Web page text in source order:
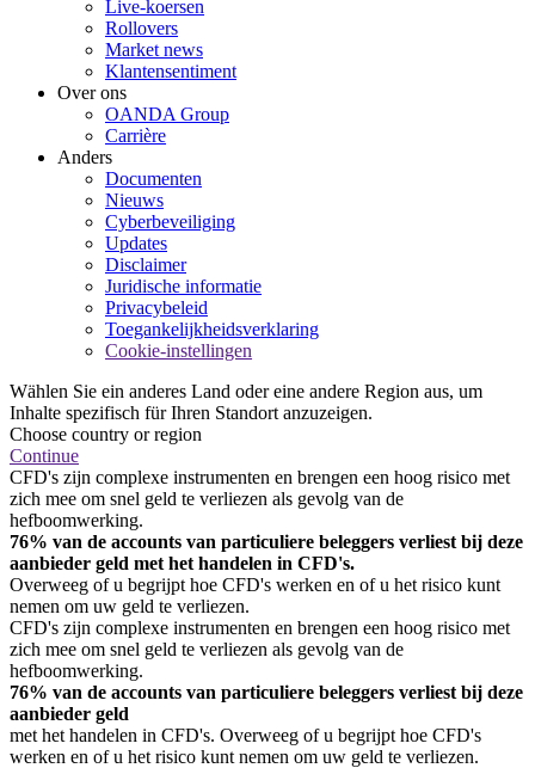
Live-koersen
Rollovers
Market news
Klantensentiment
Over ons
OANDA Group
Carrière
Anders
Documenten
Nieuws
Cyberbeveiliging
Updates
Disclaimer
Juridische informatie
Privacybeleid
Toegankelijkheidsverklaring
Cookie-instellingen
Wählen Sie ein anderes Land oder eine andere Region aus, um
Inhalte spezifisch für Ihren Standort anzuzeigen.
Choose country or region
Continue
CFD's zijn complexe instrumenten en brengen een hoog risico met
zich mee om snel geld te verliezen als gevolg van de
hefboomwerking.
76% van de accounts van particuliere beleggers verliest bij deze
aanbieder geld met het handelen in CFD's.
Overweeg of u begrijpt hoe CFD's werken en of u het risico kunt
nemen om uw geld te verliezen.
CFD's zijn complexe instrumenten en brengen een hoog risico met
zich mee om snel geld te verliezen als gevolg van de
hefboomwerking.
76% van de accounts van particuliere beleggers verliest bij deze
aanbieder geld
met het handelen in CFD's. Overweeg of u begrijpt hoe CFD's
werken en of u het risico kunt nemen om uw geld te verliezen.